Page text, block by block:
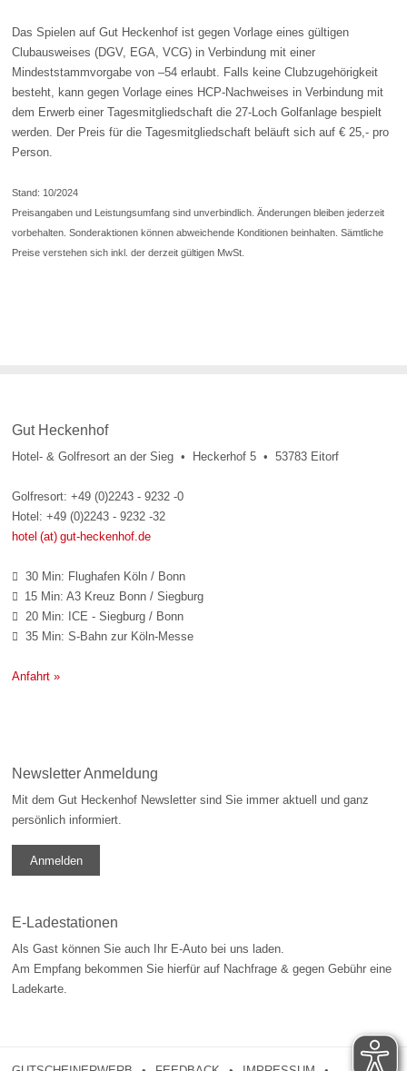
Das Spielen auf Gut Heckenhof ist gegen Vorlage eines gültigen
Clubausweises (DGV, EGA, VCG) in Verbindung mit einer
Mindeststammvorgabe von –54 erlaubt. Falls keine Clubzugehörigkeit
besteht, kann gegen Vorlage eines HCP-Nachweises in Verbindung mit
dem Erwerb einer Tagesmitgliedschaft die 27-Loch Golfanlage bespielt
werden. Der Preis für die Tagesmitgliedschaft beläuft sich auf € 25,- pro
Person.
Stand: 10/2024
Preisangaben und Leistungsumfang sind unverbindlich. Änderungen bleiben jederzeit
vorbehalten. Sonderaktionen können abweichende Konditionen beinhalten. Sämtliche
Preise verstehen sich inkl. der derzeit gültigen MwSt.
Gut Heckenhof
Hotel- & Golfresort an der Sieg • Heckerhof 5 • 53783 Eitorf
Golfresort: +49 (0)2243 - 9232 -0
Hotel: +49 (0)2243 - 9232 -32
hotel (at) gut-heckenhof.de
 30 Min: Flughafen Köln / Bonn
 15 Min: A3 Kreuz Bonn / Siegburg
 20 Min: ICE - Siegburg / Bonn
 35 Min: S-Bahn zur Köln-Messe
Anfahrt »
Newsletter Anmeldung
Mit dem Gut Heckenhof Newsletter sind Sie immer aktuell und ganz
persönlich informiert.
Anmelden
E-Ladestationen
Als Gast können Sie auch Ihr E-Auto bei uns laden.
Am Empfang bekommen Sie hierfür auf Nachfrage & gegen Gebühr eine
Ladekarte.